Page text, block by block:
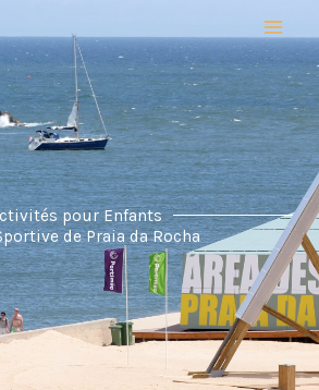
pour Enfants
de Praia da Rocha